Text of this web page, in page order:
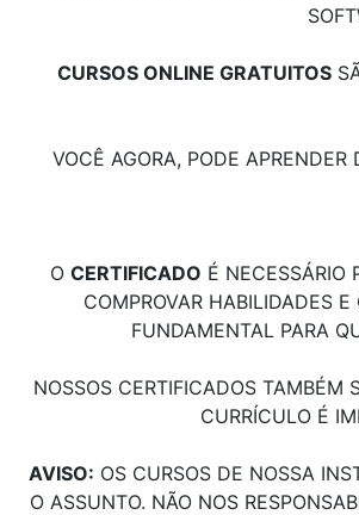
CURSOS ONLINE GRATUITOS
VOCÊ AGORA, PODE
O CERTIFICADO É NECESSÁRIO
COMPROVAR HABILIDADES
FUNDAMENTAL PARA
NOSSOS CERTIFICADOS TAMBÉM
CURRÍCULO É
AVISO: OS CURSOS DE NOSSA
O ASSUNTO. NÃO NOS